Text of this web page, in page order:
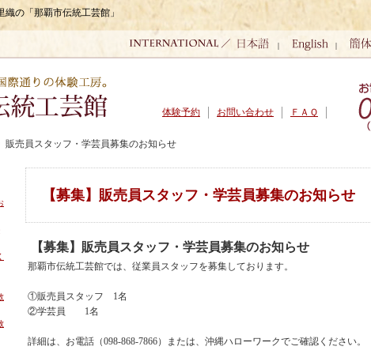
の「那覇市伝統工芸館」
| |
体験予約 お問い合わせ ＦＡＱ
販売員スタッフ・学芸員募集のお知らせ
【募集】販売員スタッフ・学芸員募集のお知らせ
【募集】販売員スタッフ・学芸員募集のお知らせ
那覇市伝統工芸館では、従業員スタッフを募集しております。
①販売員スタッフ 1名
②学芸員 1名
詳細は、お電話（098-868-7866）または、沖縄ハローワークでご確認ください。